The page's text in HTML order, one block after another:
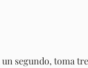
un segundo, toma